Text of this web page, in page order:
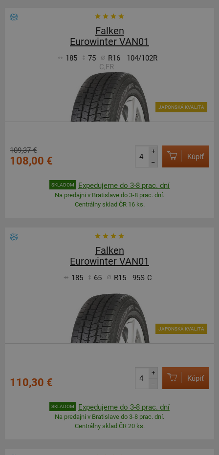
Falken
Eurowinter VAN01
185 75 R16
104/102R
C,FR
JAPONSKÁ KVALITA
109,37 €
108,00 €
+
–
Kúpiť
SKLADOM Expedujeme do 3-8 prac. dní
Na predajni v Bratislave do 3-8 prac. dní.
Centrálny sklad ČR 16 ks.
Falken
Eurowinter VAN01
185 65 R15 95S C
JAPONSKÁ KVALITA
110,30 €
+
–
Kúpiť
SKLADOM Expedujeme do 3-8 prac. dní
Na predajni v Bratislave do 3-8 prac. dní.
Centrálny sklad ČR 20 ks.